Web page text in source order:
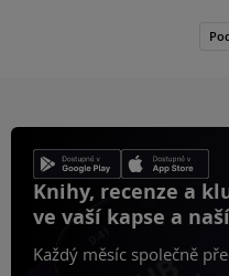
Knihy, recenze a
ve vaší kapse a
Každý měsíc společně